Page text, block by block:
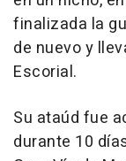
finalizada la
de nuevo y
Escorial.
Su ataúd fue
durante 10